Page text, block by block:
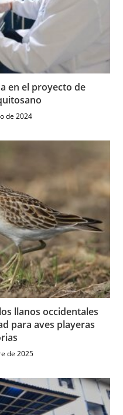
en el proyecto de
de 2024
llanos occidentales
para aves playeras
de 2025